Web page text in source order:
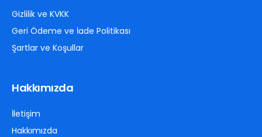
Gizlilik ve KVKK
Geri Ödeme ve İade Politikası
Şartlar ve Koşullar
Hakkımızda
İletişim
Hakkımızda